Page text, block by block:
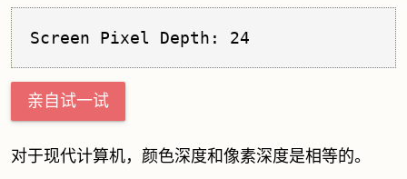
Screen Pixel Depth: 24
亲自试一试
对于现代计算机，颜色深度和像素深度是相等的。